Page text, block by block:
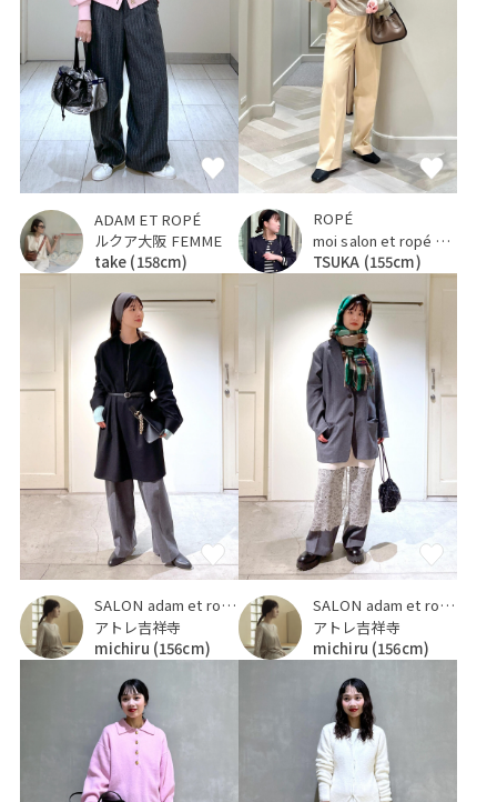
ADAM ET ROPÉ
ルクア大阪 FEMME
take (158cm)
ROPÉ
moi salon et ropé 京都高島屋
TSUKA (155cm)
SALON adam et ropé
アトレ吉祥寺
michiru (156cm)
SALON adam et ropé
アトレ吉祥寺
michiru (156cm)